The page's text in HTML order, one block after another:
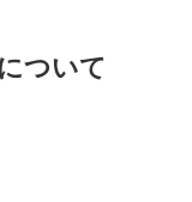
ついて